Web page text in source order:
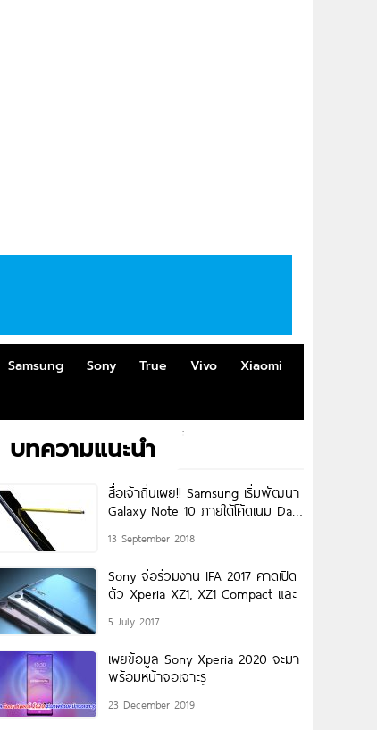
Samsung Sony True Vivo
Xiaomi
บทความแนะนำ
สื่อเจ้าถิ่นเผย!! Samsung เริ่มพัฒนา
Galaxy Note 10 ภายใต้โค้ดเนม Da
13 September 2018
Sony จ่อร่วมงาน IFA 2017 คาดเปิด
ตัว Xperia XZ1, XZ1 Compact และ
5 July 2017
เผยข้อมูล Sony Xperia 2020 จะมา
พร้อมหน้าจอเจาะรู
23 December 2019